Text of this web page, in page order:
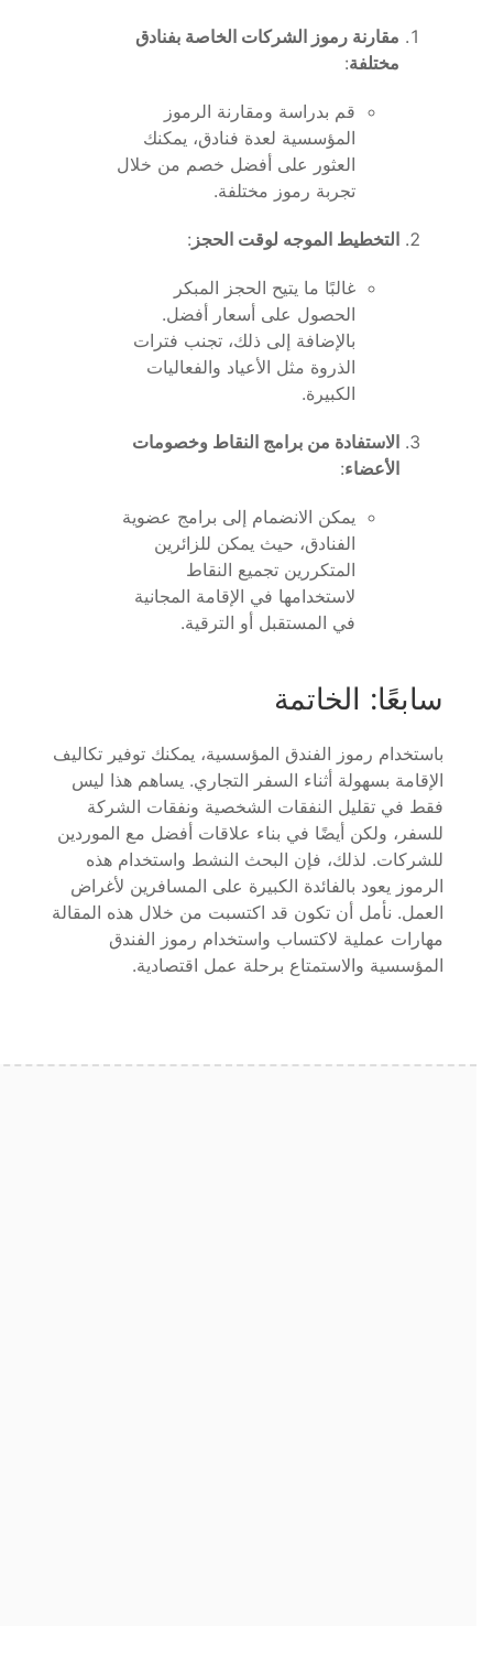
مقارنة رموز الشركات الخاصة بفنادق
مختلفة:
قم بدراسة ومقارنة الرموز
المؤسسية لعدة فنادق، يمكنك
العثور على أفضل خصم من خلال
تجربة رموز مختلفة.
التخطيط الموجه لوقت الحجز:
غالبًا ما يتيح الحجز المبكر
الحصول على أسعار أفضل.
بالإضافة إلى ذلك، تجنب فترات
الذروة مثل الأعياد والفعاليات
الكبيرة.
الاستفادة من برامج النقاط وخصومات
الأعضاء:
يمكن الانضمام إلى برامج عضوية
الفنادق، حيث يمكن للزائرين
المتكررين تجميع النقاط
لاستخدامها في الإقامة المجانية
في المستقبل أو الترقية.
سابعًا: الخاتمة
باستخدام رموز الفندق المؤسسية، يمكنك توفير تكاليف
الإقامة بسهولة أثناء السفر التجاري. يساهم هذا ليس
فقط في تقليل النفقات الشخصية ونفقات الشركة
للسفر، ولكن أيضًا في بناء علاقات أفضل مع الموردين
للشركات. لذلك، فإن البحث النشط واستخدام هذه
الرموز يعود بالفائدة الكبيرة على المسافرين لأغراض
العمل. نأمل أن تكون قد اكتسبت من خلال هذه المقالة
مهارات عملية لاكتساب واستخدام رموز الفندق
المؤسسية والاستمتاع برحلة عمل اقتصادية.